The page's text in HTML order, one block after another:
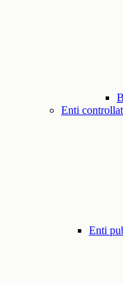
Enti
Enti